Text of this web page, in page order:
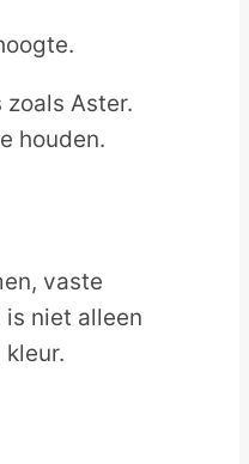
Aster.
houden.
vaste
niet alleen